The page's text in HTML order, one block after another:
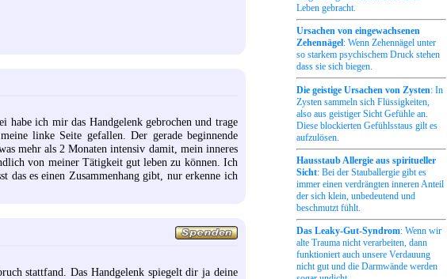
habe ich mir das Handgelenk gebrochen und trage
linke Seite gefallen. Der gerade beginnende
mehr als 2 Monaten intensiv damit, mein inneres
von meiner Tätigkeit gut leben zu können. Ich
das es einen Zusammenhang gibt, nur erkenne ich
stattfand. Das Handgelenk spiegelt dir ja deine
Leben gebracht.
Ursachen von eingewachsenen
Zehennägel: Wenn Zehennägel unter
so starkem psychischem Druck stehen
dass sie sich biegen.
Die geistige Ursachen von Zysten: In
Zysten sammeln sich Flüssigkeiten,
also aus geistiger Sicht Gefühle an.
Diese blockierten Gefühlsstaus gilt es
aufzulösen.
Hausstaub Allergie aus spiritueller
Sicht: Bei der Stauballergie gibt es
immer einen verdrängten inneren Anteil
der sich klein, unbedeutend und
beschmutzt fühlt.
Das Leaky-Gut-Syndrom: Wenn wir
alte Trauma nicht verarbeiten, dann
funktioniert auch unsere Verdauung
nicht gut und die Darmwände werden